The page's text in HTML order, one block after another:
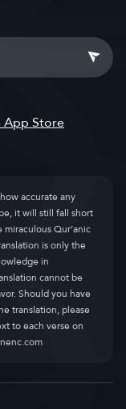
accurate any
it will still fall short
Qur’anic
is only the
in
cannot be
Should you have
translation, please
to each verse on